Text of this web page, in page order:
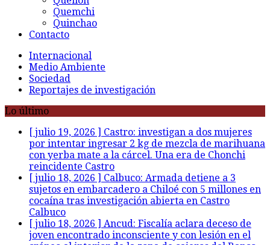
Quemchi
Quinchao
Contacto
Internacional
Medio Ambiente
Sociedad
Reportajes de investigación
Lo último
[ julio 19, 2026 ] Castro: investigan a dos mujeres
por intentar ingresar 2 kg de mezcla de marihuana
con yerba mate a la cárcel. Una era de Chonchi
reincidente Castro
[ julio 18, 2026 ] Calbuco: Armada detiene a 3
sujetos en embarcadero a Chiloé con 5 millones en
cocaína tras investigación abierta en Castro
Calbuco
[ julio 18, 2026 ] Ancud: Fiscalía aclara deceso de
joven encontrado inconsciente y con lesión en el